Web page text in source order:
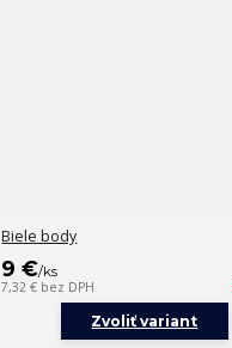
Biele body
9 €/ks
7,32 € bez DPH
Zvoliť variant